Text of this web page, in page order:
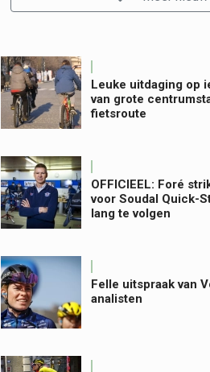
Leuke uitdaging op
van grote
fietsroute
OFFICIEEL: Foré
voor Soudal Quick-
lang te volgen
Felle uitspraak van
analisten